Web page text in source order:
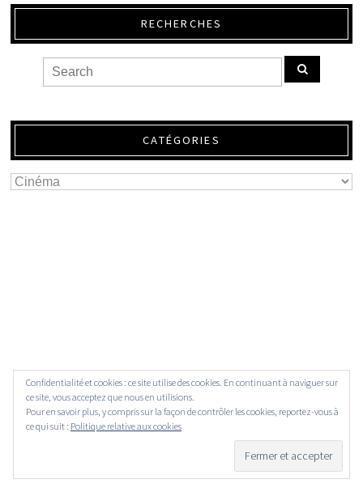
RECHERCHES
CATÉGORIES
Confidentialité et cookies : ce site utilise des cookies. En continuant à naviguer sur
ce site, vous acceptez que nous en utilisions.
Pour en savoir plus, y compris sur la façon de contrôler les cookies, reportez-vous à
ce qui suit : Politique relative aux cookies